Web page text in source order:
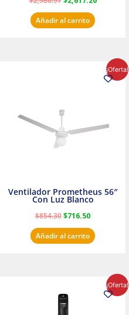
Añadir al carrito
¡Oferta!
Ventilador Prometheus 56″
Con Luz Blanco
$854.30$716.50
precio
actual
Añadir al carrito
¡Oferta!
original
era:
precio
actual